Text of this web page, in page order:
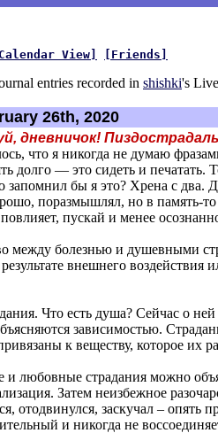
View] [Friends]
entries recorded in shishki's
26th, 2020
дневничок!
что я никогда не думаю
долго — это сидеть и печатать.
запомнил бы я это? Хрена с два.
поразмышлял, но в память-
повлияет, пускай и менее
между болезнью и душевными
внешнего
Что есть душа? Сейчас о ней
зависимостью.
к веществу, которое их
и любовные страдания можно
Затем неизбежное
отодвинулся, заскучал – опять
и никогда не